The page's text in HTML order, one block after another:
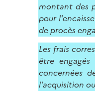
montant des
pour
de procès
Les frais
être
concernées
l'acquisition